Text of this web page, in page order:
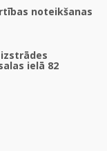
noteikšanas
ielā 82